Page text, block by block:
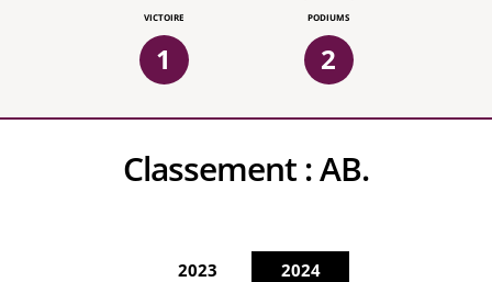
VICTOIRE
1
PODIUMS
2
Classement :AB.
2023 2024